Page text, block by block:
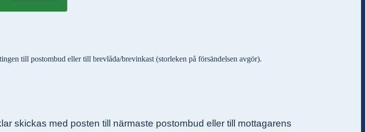
till postombud eller till brevlåda/brevinkast (storleken på försändelsen avgör).
skickas med posten till närmaste postombud eller till mottagarens